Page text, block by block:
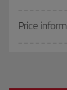
Price